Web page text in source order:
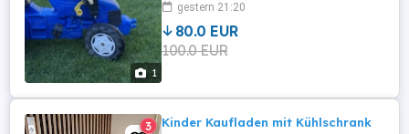
1
gestern 21:20
80.0 EUR
100.0 EUR
3 Kinder Kaufladen mit Kühlschrank